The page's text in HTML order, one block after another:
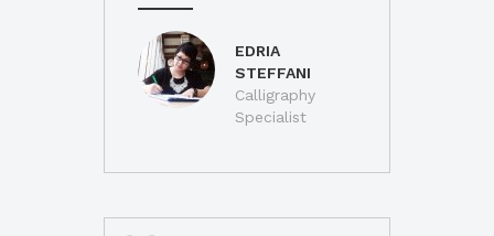
EDRIA
STEFFANI
Calligraphy
Specialist